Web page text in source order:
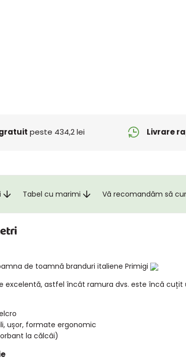
peste 434,2 lei Livrare
Tabel cu marimi Vă recomandăm să
de toamnă branduri italiene Primigi
excelentă, astfel încât ramura dvs. este încă cuțit
ușor, formate ergonomic
la călcâi)